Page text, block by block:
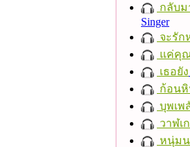
กลับม
Singer
จะรัก
แค่คุ
เธอยัง
ก้อน
บุพเพ
วาฬเ
หนุ่มน